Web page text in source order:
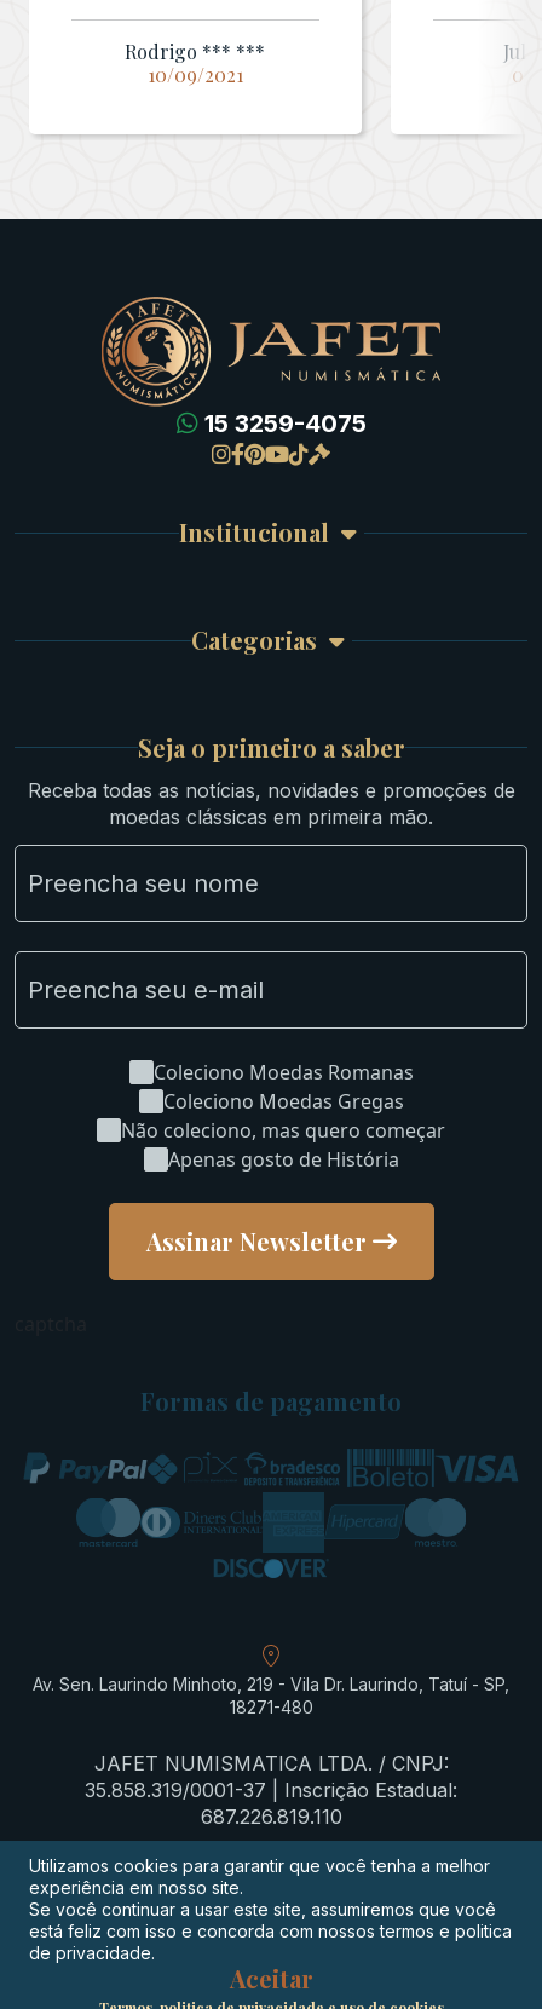
Rodrigo *** ***
10/09/2021
03/
15 3259-4075
Institucional
Meus Pedidos
Carrinho de Compra
Atendimento
Categorias
Gregas
Byzantinas
Bíblicas
Ouro
Ibéricas
Lotes Grandes
Material Numismático
NGC e NNC Encapsuladas
Novidades
Seja o primeiro a saber
Receba todas as notícias, novidades e promoções de
moedas clássicas em primeira mão.
Coleciono Moedas Romanas
Coleciono Moedas Gregas
Não coleciono, mas quero começar
Apenas gosto de História
Assinar Newsletter
Formas de pagamento
Av. Sen. Laurindo Minhoto, 219 - Vila Dr. Laurindo, Tatuí - SP,
18271-480
JAFET NUMISMATICA LTDA. / CNPJ:
35.858.319/0001-37 | Inscrição Estadual:
687.226.819.110
Termos de privacidade
Digimeta
Utilizamos cookies para garantir que você tenha a melhor
experiência em nosso site.
Se você continuar a usar este site, assumiremos que você
está feliz com isso e concorda com nossos termos e politica
de privacidade.
Aceitar